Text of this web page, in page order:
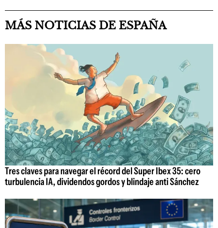
MÁS NOTICIAS DE ESPAÑA
Tres claves para navegar el récord del Super Ibex 35: cero
turbulencia IA, dividendos gordos y blindaje anti Sánchez